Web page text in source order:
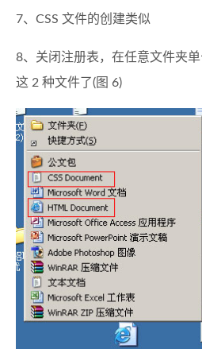
7、CSS 文件的创建类似
8、关闭注册表，在任意文件夹
这 2 种文件了(图 6)